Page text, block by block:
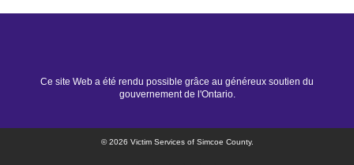
Ce site Web a été rendu possible grâce au généreux soutien du
gouvernement de l'Ontario.
© 2026 Victim Services of Simcoe County.​